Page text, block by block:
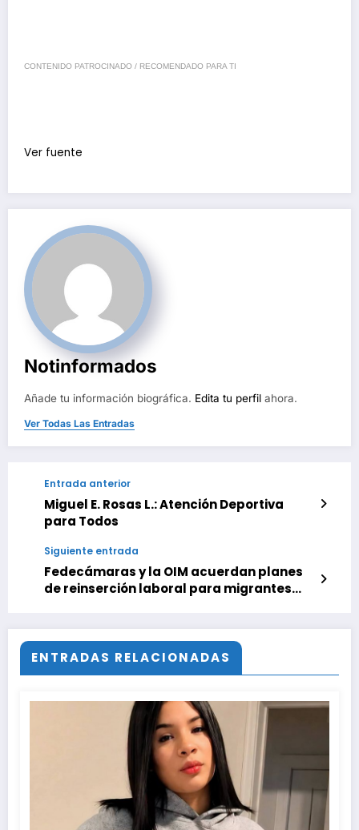
CONTENIDO PATROCINADO / RECOMENDADO PARA TI
Ver fuente
Notinformados
Añade tu información biográfica. Edita tu perfil ahora.
Ver Todas Las Entradas
Entrada anterior
Miguel E. Rosas L.: Atención Deportiva
para Todos
Siguiente entrada
Fedecámaras y la OIM acuerdan planes
de reinserción laboral para migrantes
ENTRADAS RELACIONADAS